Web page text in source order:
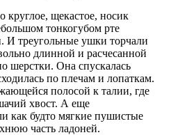
щекастое, носик
тонкогубом рте
И треугольные ушки торчали
длинной и расчесанной
шерстки. Она спускалась
по плечам и лопаткам.
полосой к талии, где
хвост. А еще
как будто мягкие пушистые
часть ладоней.